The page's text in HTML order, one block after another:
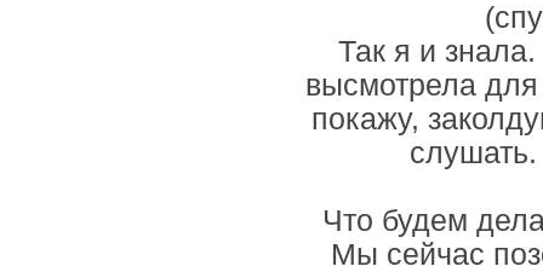
Так я и
высмотрела
покажу,
Что будем
Мы сейчас